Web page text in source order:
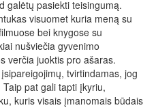
galėtų pasiekti teisingumą.
visuomet kuria meną su
bei knygose su
nušviečia gyvenimo
verčia juoktis pro ašaras.
tvirtindamas, jog
pat gali tapti įkyriu,
kuris visais įmanomais būdais